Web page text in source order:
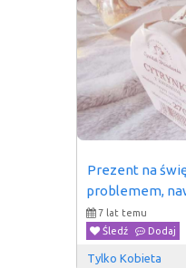
Prezent na
problemem,
7 lat temu
Śledź
Dodaj
Tylko Kobieta